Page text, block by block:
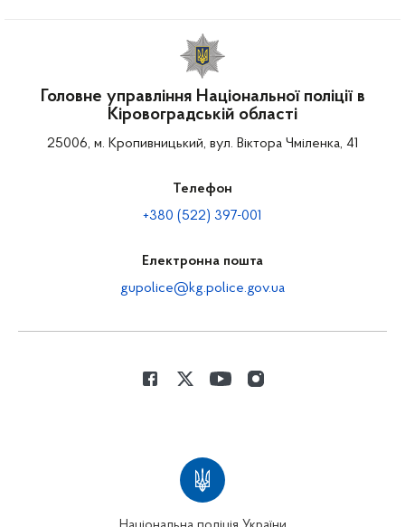
Головне управління Національної поліції в
Кіровоградській області
25006, м. Кропивницький, вул. Віктора Чміленка, 41
Телефон
+380 (522) 397-001
Електронна пошта
gupolice@kg.police.gov.ua